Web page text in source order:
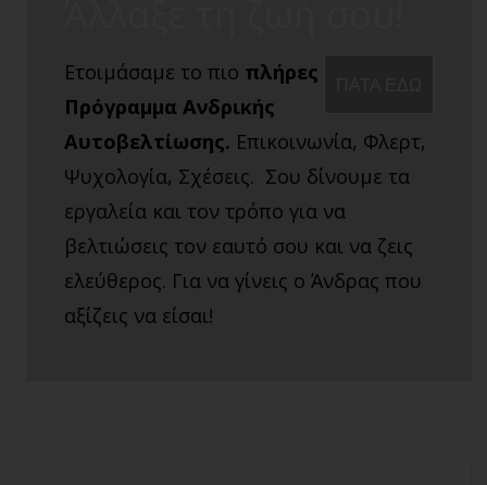
Ετοιμάσαμε το πιο πλήρες
Πρόγραμμα Ανδρικής
Αυτοβελτίωσης. Επικοινωνία, Φλερτ,
Ψυχολογία, Σχέσεις. Σου δίνουμε τα
εργαλεία και τον τρόπο για να
βελτιώσεις τον εαυτό σου και να ζεις
ελεύθερος. Για να γίνεις ο Άνδρας που
αξίζεις να είσαι!